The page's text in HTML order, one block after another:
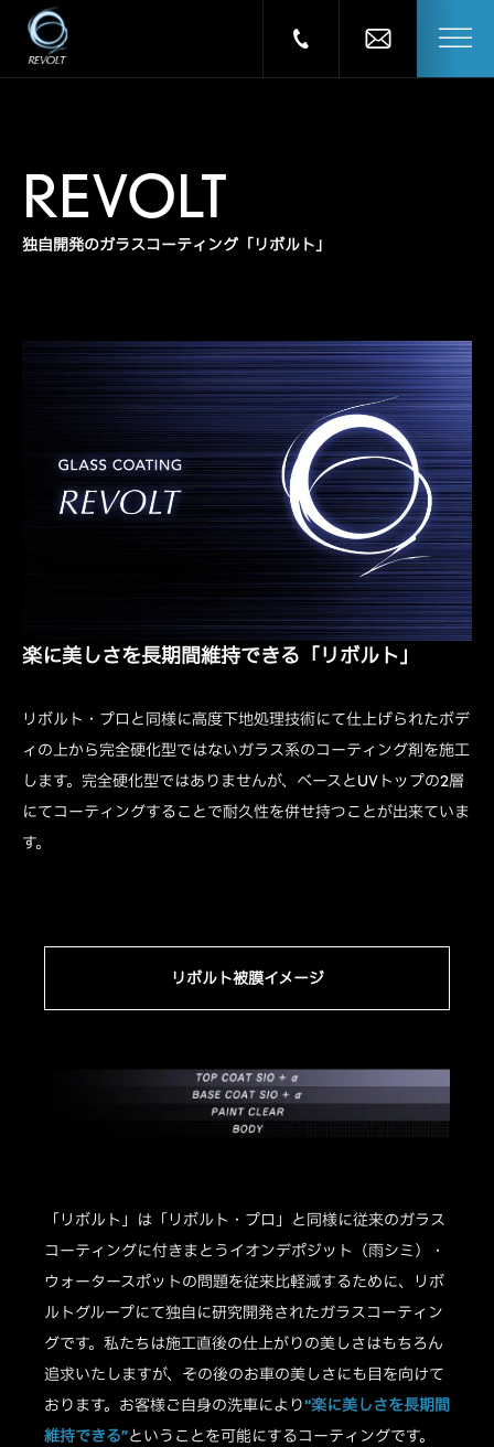
REVOLT
独自開発のガラスコーティング「リボルト」
楽に美しさを長期間維持できる「リボルト」
リボルト・プロと同様に高度下地処理技術にて仕上げられたボデ
ィの上から完全硬化型ではないガラス系のコーティング剤を施工
します。完全硬化型ではありませんが、ベースとUVトップの2層
にてコーティングすることで耐久性を併せ持つことが出来ていま
す。
リボルト被膜イメージ
「リボルト」は「リボルト・プロ」と同様に従来のガラス
コーティングに付きまとうイオンデポジット（雨シミ）・
ウォータースポットの問題を従来比軽減するために、リボ
ルトグループにて独自に研究開発されたガラスコーティン
グです。私たちは施工直後の仕上がりの美しさはもちろん
追求いたしますが、その後のお車の美しさにも目を向けて
おります。お客様ご自身の洗車により“楽に美しさを長期間
維持できる”ということを可能にするコーティングです。